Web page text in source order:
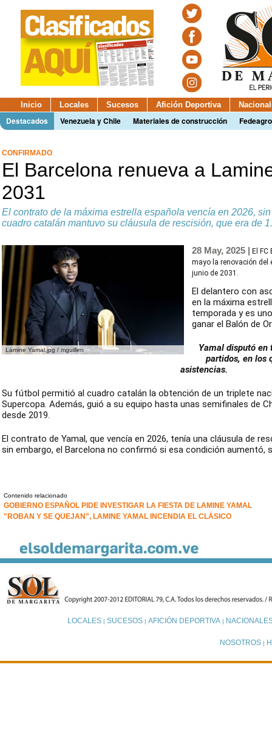
Inicio Locales Sucesos Afición Deportiva
Destacados Venezuela y Chile Materiales de construcción Fedeagro
CONFIRMADO
El Barcelona renueva a
2031
El contrato de la máxima estrella española vencía en 2026,
cuadro catalán mantuvo su cláusula de rescisión, que era de
Lamine Yamal.jpg / mguillen
28 May, 2025 | El
mayo la renovación del
junio de 2031.
El delantero con
en la máxima
temporada y es
ganar el Balón de
Yamal disputó en
partidos, en los
asistencias.
Su fútbol permitió al cuadro catalán la obtención de un triplete
Supercopa. Además, guió a su equipo hasta unas semifinales de
desde 2019.
El contrato de Yamal, que vencía en 2026, tenía una cláusula de
sin embargo, el Barcelona no confirmó si esa condición aumentó,
Contenido relacionado
GOBIERNO ESPAÑOL PIDE INVESTIGAR LA FIESTA DE LAMINE YAMAL
"ROBAN Y SE QUEJAN", LAMINE YAMAL INCENDIA EL CLÁSICO
LOCALES| SUCESOS| AFICIÓN DEPORTIVA|
NOSOTROS |